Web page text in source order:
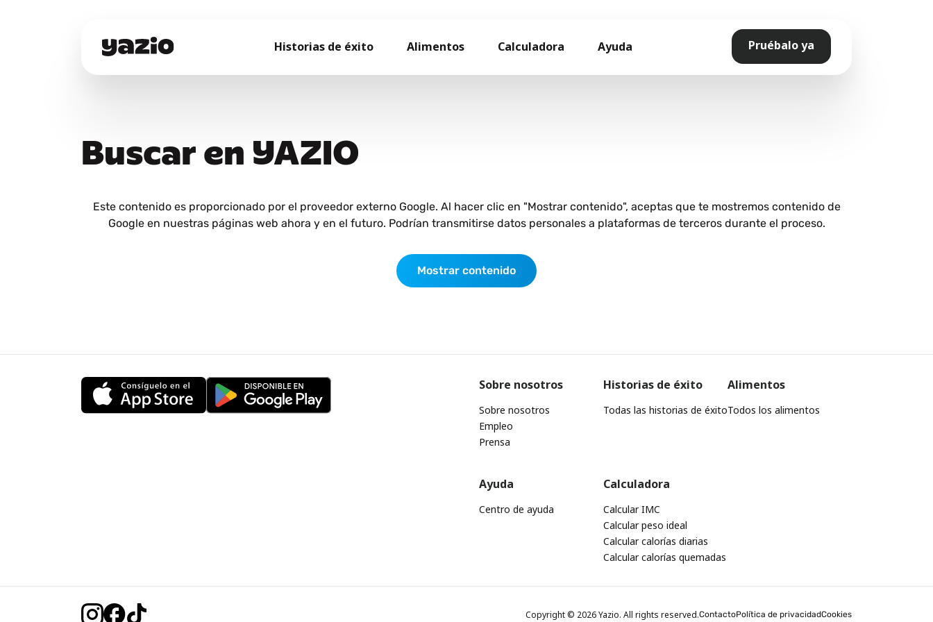
Historias de éxito Alimentos Calculadora Ayuda Pruébalo ya
Buscar en YAZIO
Este contenido es proporcionado por el proveedor externo Google. Al hacer clic en "Mostrar contenido", aceptas que te mostremos contenido de
Google en nuestras páginas web ahora y en el futuro. Podrían transmitirse datos personales a plataformas de terceros durante el proceso.
Mostrar contenido
Sobre nosotros
Sobre nosotros
Empleo
Prensa
Historias de éxito
Todas las historias de éxito
Alimentos
Todos los alimentos
Ayuda
Centro de ayuda
Calculadora
Calcular IMC
Calcular peso ideal
Calcular calorías diarias
Calcular calorías quemadas
Copyright © 2026 Yazio. All rights reserved.ContactoPolítica de privacidadCookies